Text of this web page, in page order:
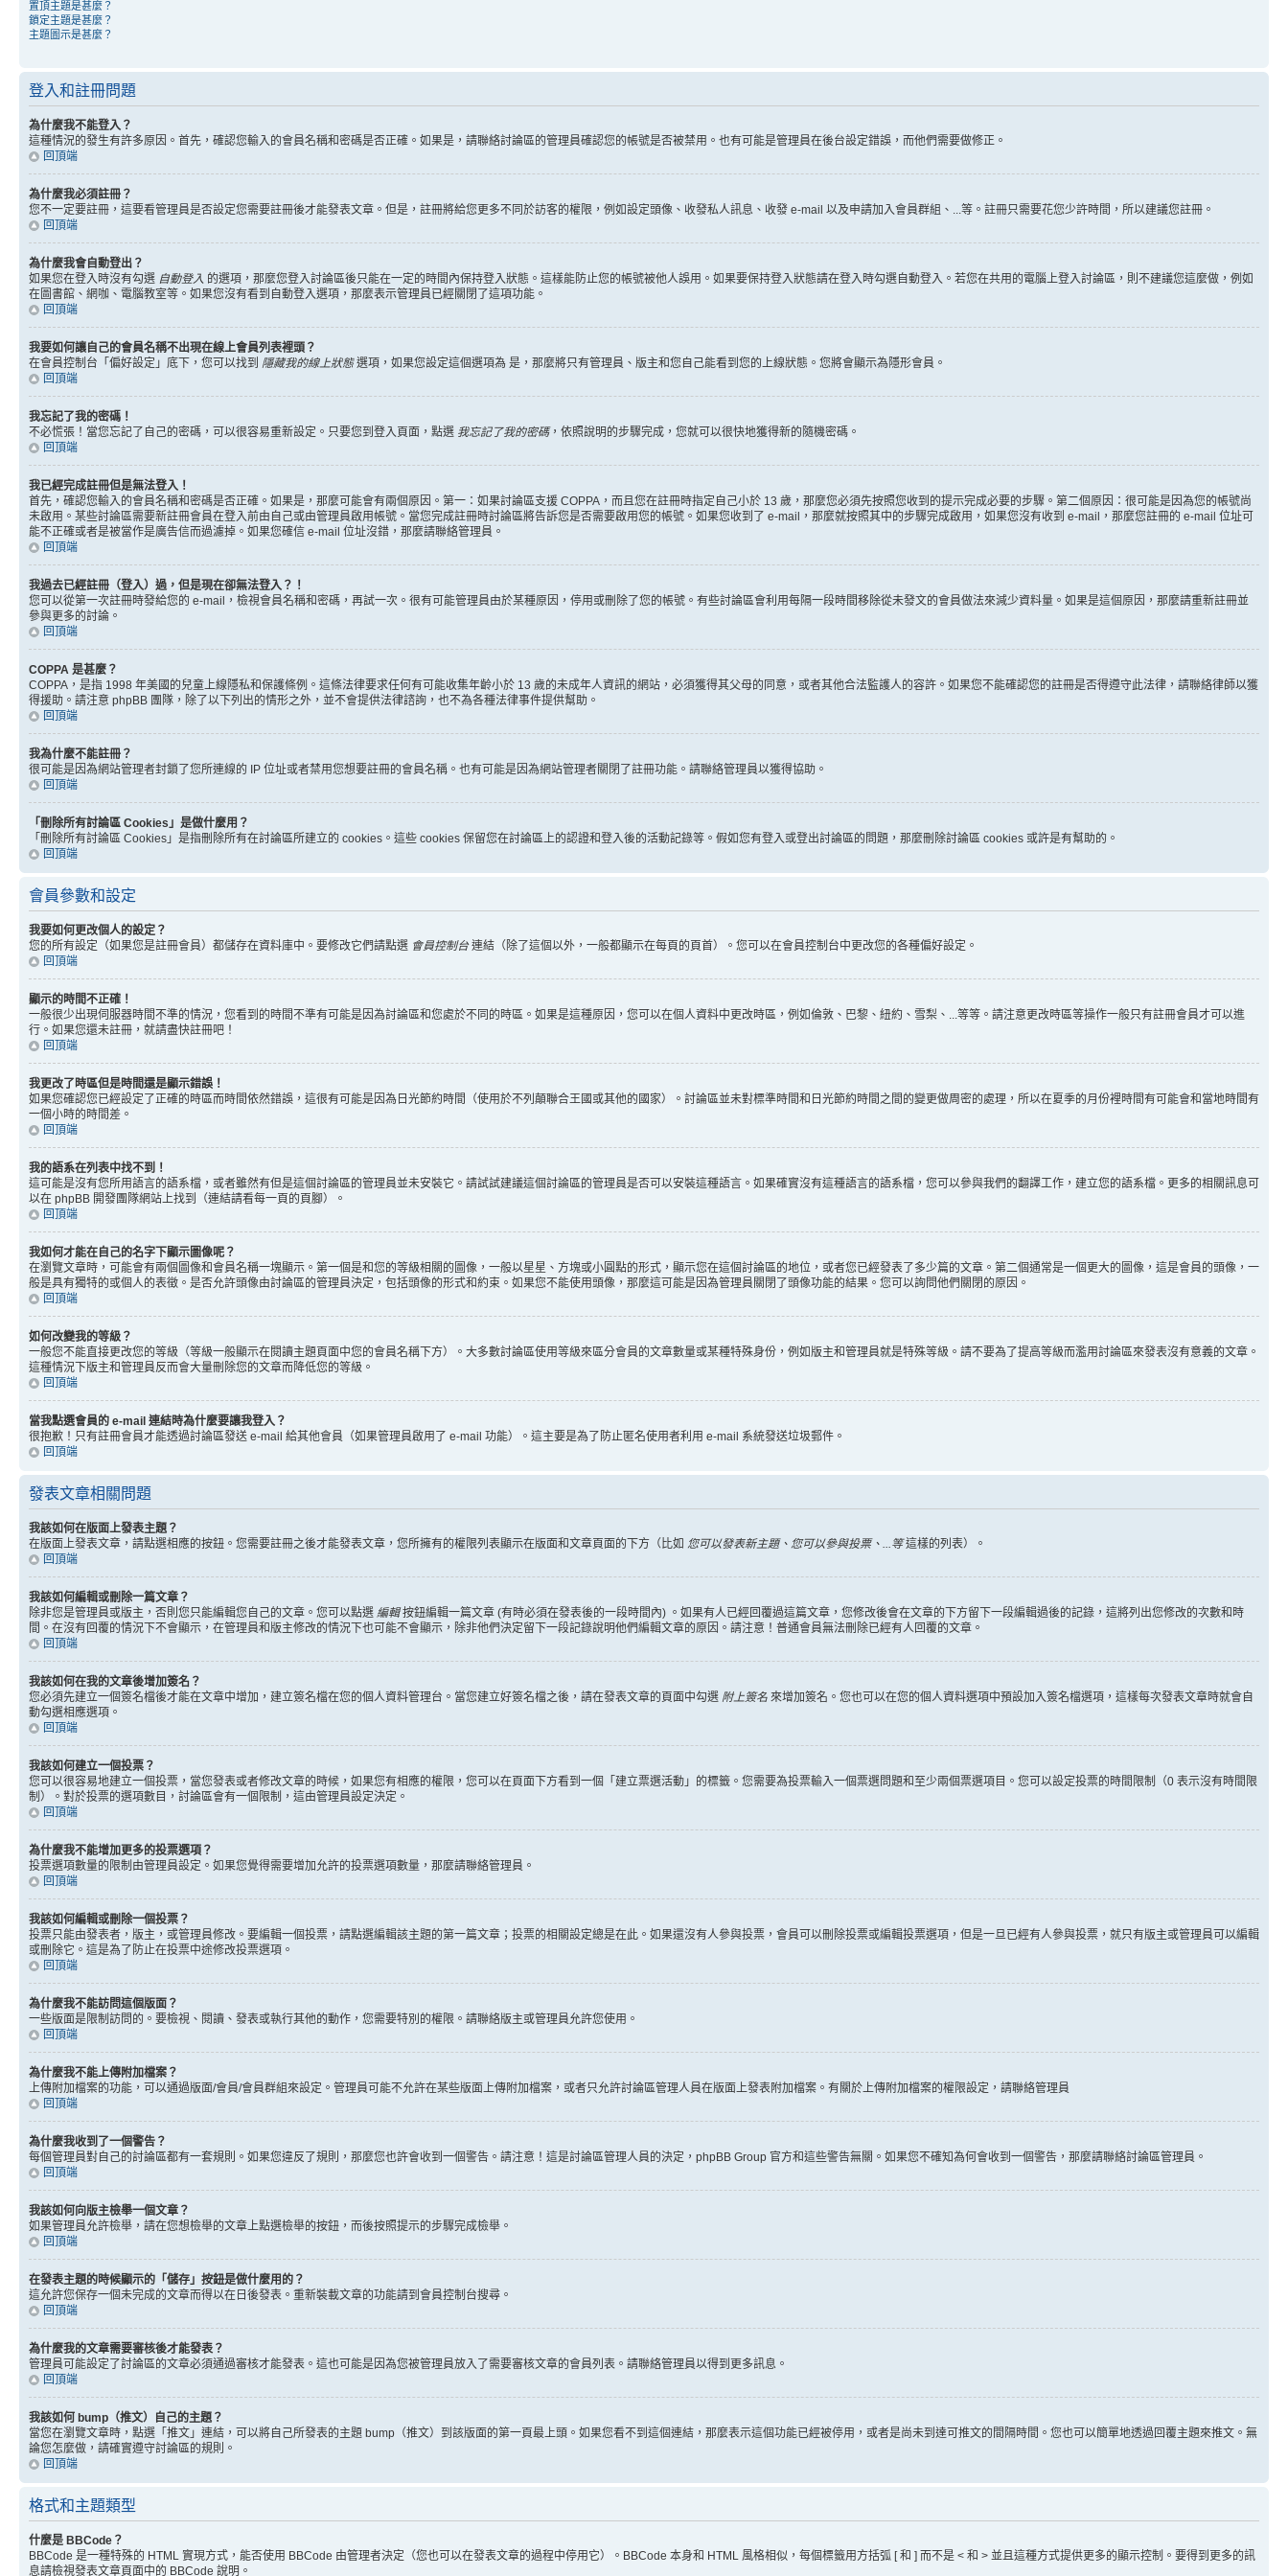
置頂主題是甚麼？
鎖定主題是甚麼？
主題圖示是甚麼？
登入和註冊問題
為什麼我不能登入？
這種情況的發生有許多原因。首先，確認您輸入的會員名稱和密碼是否正確。如果是，請聯絡討論區的管理員確認您的帳號是否被禁用。也有可能是管理員在後台設定錯誤，而他們需要做修正。
回頂端
為什麼我必須註冊？
您不一定要註冊，這要看管理員是否設定您需要註冊後才能發表文章。但是，註冊將給您更多不同於訪客的權限，例如設定頭像、收發私人訊息、收發 e-mail 以及申請加入會員群組、...等。註冊只需要花您少許時間，所以建議您註冊。
回頂端
為什麼我會自動登出？
如果您在登入時沒有勾選 自動登入 的選項，那麼您登入討論區後只能在一定的時間內保持登入狀態。這樣能防止您的帳號被他人誤用。如果要保持登入狀態請在登入時勾選自動登入。若您在共用的電腦上登入討論區，則不建議您這麼做，例如
在圖書館、網咖、電腦教室等。如果您沒有看到自動登入選項，那麼表示管理員已經關閉了這項功能。
回頂端
我要如何讓自己的會員名稱不出現在線上會員列表裡頭？
在會員控制台「偏好設定」底下，您可以找到 隱藏我的線上狀態選項，如果您設定這個選項為 是 ，那麼將只有管理員、版主和您自己能看到您的上線狀態。您將會顯示為隱形會員。
回頂端
我忘記了我的密碼！
不必慌張！當您忘記了自己的密碼，可以很容易重新設定。只要您到登入頁面，點選 我忘記了我的密碼，依照說明的步驟完成，您就可以很快地獲得新的隨機密碼。
回頂端
我已經完成註冊但是無法登入！
首先，確認您輸入的會員名稱和密碼是否正確。如果是，那麼可能會有兩個原因。第一：如果討論區支援 COPPA，而且您在註冊時指定自己小於 13 歲，那麼您必須先按照您收到的提示完成必要的步驟。第二個原因：很可能是因為您的帳號尚
未啟用。某些討論區需要新註冊會員在登入前由自己或由管理員啟用帳號。當您完成註冊時討論區將告訴您是否需要啟用您的帳號。如果您收到了 e-mail，那麼就按照其中的步驟完成啟用，如果您沒有收到 e-mail，那麼您註冊的 e-mail 位址可
能不正確或者是被當作是廣告信而過濾掉。如果您確信 e-mail 位址沒錯，那麼請聯絡管理員。
回頂端
我過去已經註冊（登入）過，但是現在卻無法登入？！
您可以從第一次註冊時發給您的 e-mail，檢視會員名稱和密碼，再試一次。很有可能管理員由於某種原因，停用或刪除了您的帳號。有些討論區會利用每隔一段時間移除從未發文的會員做法來減少資料量。如果是這個原因，那麼請重新註冊並
參與更多的討論。
回頂端
COPPA 是甚麼？
COPPA，是指 1998 年美國的兒童上線隱私和保護條例。這條法律要求任何有可能收集年齡小於 13 歲的未成年人資訊的網站，必須獲得其父母的同意，或者其他合法監護人的容許。如果您不能確認您的註冊是否得遵守此法律，請聯絡律師以獲
得援助。請注意 phpBB 團隊，除了以下列出的情形之外，並不會提供法律諮詢，也不為各種法律事件提供幫助。
回頂端
我為什麼不能註冊？
很可能是因為網站管理者封鎖了您所連線的 IP 位址或者禁用您想要註冊的會員名稱。也有可能是因為網站管理者關閉了註冊功能。請聯絡管理員以獲得協助。
回頂端
「刪除所有討論區 Cookies」是做什麼用？
「刪除所有討論區 Cookies」是指刪除所有在討論區所建立的 cookies。這些 cookies 保留您在討論區上的認證和登入後的活動記錄等。假如您有登入或登出討論區的問題，那麼刪除討論區 cookies 或許是有幫助的。
回頂端
會員參數和設定
我要如何更改個人的設定？
您的所有設定（如果您是註冊會員）都儲存在資料庫中。要修改它們請點選 會員控制台連結（除了這個以外，一般都顯示在每頁的頁首）。您可以在會員控制台中更改您的各種偏好設定。
回頂端
顯示的時間不正確！
一般很少出現伺服器時間不準的情況，您看到的時間不準有可能是因為討論區和您處於不同的時區。如果是這種原因，您可以在個人資料中更改時區，例如倫敦、巴黎、紐約、雪梨、...等等。請注意更改時區等操作一般只有註冊會員才可以進
行。如果您還未註冊，就請盡快註冊吧！
回頂端
我更改了時區但是時間還是顯示錯誤！
如果您確認您已經設定了正確的時區而時間依然錯誤，這很有可能是因為日光節約時間（使用於不列顛聯合王國或其他的國家）。討論區並未對標準時間和日光節約時間之間的變更做周密的處理，所以在夏季的月份裡時間有可能會和當地時間有
一個小時的時間差。
回頂端
我的語系在列表中找不到！
這可能是沒有您所用語言的語系檔，或者雖然有但是這個討論區的管理員並未安裝它。請試試建議這個討論區的管理員是否可以安裝這種語言。如果確實沒有這種語言的語系檔，您可以參與我們的翻譯工作，建立您的語系檔。更多的相關訊息可
以在 phpBB 開發團隊網站上找到（連結請看每一頁的頁腳）。
回頂端
我如何才能在自己的名字下顯示圖像呢？
在瀏覽文章時，可能會有兩個圖像和會員名稱一塊顯示。第一個是和您的等級相關的圖像，一般以星星、方塊或小圓點的形式，顯示您在這個討論區的地位，或者您已經發表了多少篇的文章。第二個通常是一個更大的圖像，這是會員的頭像，一
般是具有獨特的或個人的表徵。是否允許頭像由討論區的管理員決定，包括頭像的形式和約束。如果您不能使用頭像，那麼這可能是因為管理員關閉了頭像功能的結果。您可以詢問他們關閉的原因。
回頂端
如何改變我的等級？
一般您不能直接更改您的等級（等級一般顯示在閱讀主題頁面中您的會員名稱下方）。大多數討論區使用等級來區分會員的文章數量或某種特殊身份，例如版主和管理員就是特殊等級。請不要為了提高等級而濫用討論區來發表沒有意義的文章。
這種情況下版主和管理員反而會大量刪除您的文章而降低您的等級。
回頂端
當我點選會員的 e-mail 連結時為什麼要讓我登入？
很抱歉！只有註冊會員才能透過討論區發送 e-mail 給其他會員（如果管理員啟用了 e-mail 功能）。這主要是為了防止匿名使用者利用 e-mail 系統發送垃圾郵件。
回頂端
發表文章相關問題
我該如何在版面上發表主題？
在版面上發表文章，請點選相應的按鈕。您需要註冊之後才能發表文章，您所擁有的權限列表顯示在版面和文章頁面的下方（比如 您可以發表新主題、您可以參與投票、...等這樣的列表）。
回頂端
我該如何編輯或刪除一篇文章？
除非您是管理員或版主，否則您只能編輯您自己的文章。您可以點選 編輯按鈕編輯一篇文章 (有時必須在發表後的一段時間內) 。如果有人已經回覆過這篇文章，您修改後會在文章的下方留下一段編輯過後的記錄，這將列出您修改的次數和時
間。在沒有回覆的情況下不會顯示，在管理員和版主修改的情況下也可能不會顯示，除非他們決定留下一段記錄說明他們編輯文章的原因。請注意！普通會員無法刪除已經有人回覆的文章。
回頂端
我該如何在我的文章後增加簽名？
您必須先建立一個簽名檔後才能在文章中增加，建立簽名檔在您的個人資料管理台。當您建立好簽名檔之後，請在發表文章的頁面中勾選 附上簽名 來增加簽名。您也可以在您的個人資料選項中預設加入簽名檔選項，這樣每次發表文章時就會自
動勾選相應選項。
回頂端
我該如何建立一個投票？
您可以很容易地建立一個投票，當您發表或者修改文章的時候，如果您有相應的權限，您可以在頁面下方看到一個「建立票選活動」的標籤。您需要為投票輸入一個票選問題和至少兩個票選項目。您可以設定投票的時間限制（0 表示沒有時間限
制）。對於投票的選項數目，討論區會有一個限制，這由管理員設定決定。
回頂端
為什麼我不能增加更多的投票選項？
投票選項數量的限制由管理員設定。如果您覺得需要增加允許的投票選項數量，那麼請聯絡管理員。
回頂端
我該如何編輯或刪除一個投票？
投票只能由發表者，版主，或管理員修改。要編輯一個投票，請點選編輯該主題的第一篇文章；投票的相關設定總是在此。如果還沒有人參與投票，會員可以刪除投票或編輯投票選項，但是一旦已經有人參與投票，就只有版主或管理員可以編輯
或刪除它。這是為了防止在投票中途修改投票選項。
回頂端
為什麼我不能訪問這個版面？
一些版面是限制訪問的。要檢視、閱讀、發表或執行其他的動作，您需要特別的權限。請聯絡版主或管理員允許您使用。
回頂端
為什麼我不能上傳附加檔案？
上傳附加檔案的功能，可以通過版面/會員/會員群組來設定。管理員可能不允許在某些版面上傳附加檔案，或者只允許討論區管理人員在版面上發表附加檔案。有關於上傳附加檔案的權限設定，請聯絡管理員
回頂端
為什麼我收到了一個警告？
每個管理員對自己的討論區都有一套規則。如果您違反了規則，那麼您也許會收到一個警告。請注意！這是討論區管理人員的決定，phpBB Group 官方和這些警告無關。如果您不確知為何會收到一個警告，那麼請聯絡討論區管理員。
回頂端
我該如何向版主檢舉一個文章？
如果管理員允許檢舉，請在您想檢舉的文章上點選檢舉的按鈕，而後按照提示的步驟完成檢舉。
回頂端
在發表主題的時候顯示的「儲存」按鈕是做什麼用的？
這允許您保存一個未完成的文章而得以在日後發表。重新裝載文章的功能請到會員控制台搜尋。
回頂端
為什麼我的文章需要審核後才能發表？
管理員可能設定了討論區的文章必須通過審核才能發表。這也可能是因為您被管理員放入了需要審核文章的會員列表。請聯絡管理員以得到更多訊息。
回頂端
我該如何 bump（推文）自己的主題？
當您在瀏覽文章時，點選「推文」連結，可以將自己所發表的主題 bump（推文）到該版面的第一頁最上頭。如果您看不到這個連結，那麼表示這個功能已經被停用，或者是尚未到達可推文的間隔時間。您也可以簡單地透過回覆主題來推文。無
論您怎麼做，請確實遵守討論區的規則。
回頂端
格式和主題類型
什麼是 BBCode？
BBCode 是一種特殊的 HTML 實現方式，能否使用 BBCode 由管理者決定（您也可以在發表文章的過程中停用它）。BBCode 本身和 HTML 風格相似，每個標籤用方括弧 [ 和 ] 而不是 < 和 > 並且這種方式提供更多的顯示控制。要得到更多的訊
息請檢視發表文章頁面中的 BBCode 說明。